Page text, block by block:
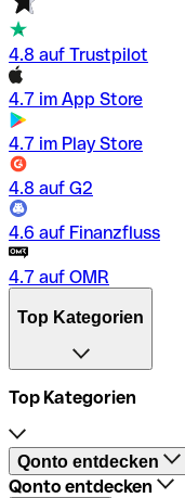
4.8 auf Trustpilot
4.7 im App Store
4.7 im Play Store
4.8 auf G2
4.6 auf Finanzfluss
4.7 auf OMR
Top Kategorien
Top Kategorien
Firmenkonto
Selbstständig machen
Qonto entdecken
Qonto entdecken